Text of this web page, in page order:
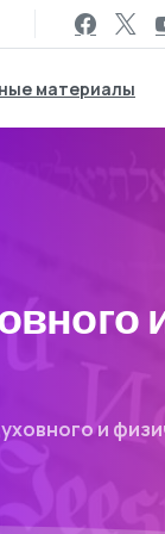
материалы
и